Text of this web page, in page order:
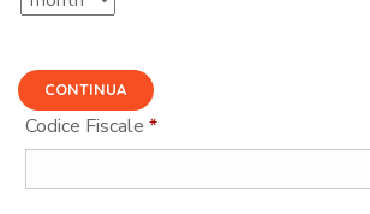
CONTINUA
Codice Fiscale*